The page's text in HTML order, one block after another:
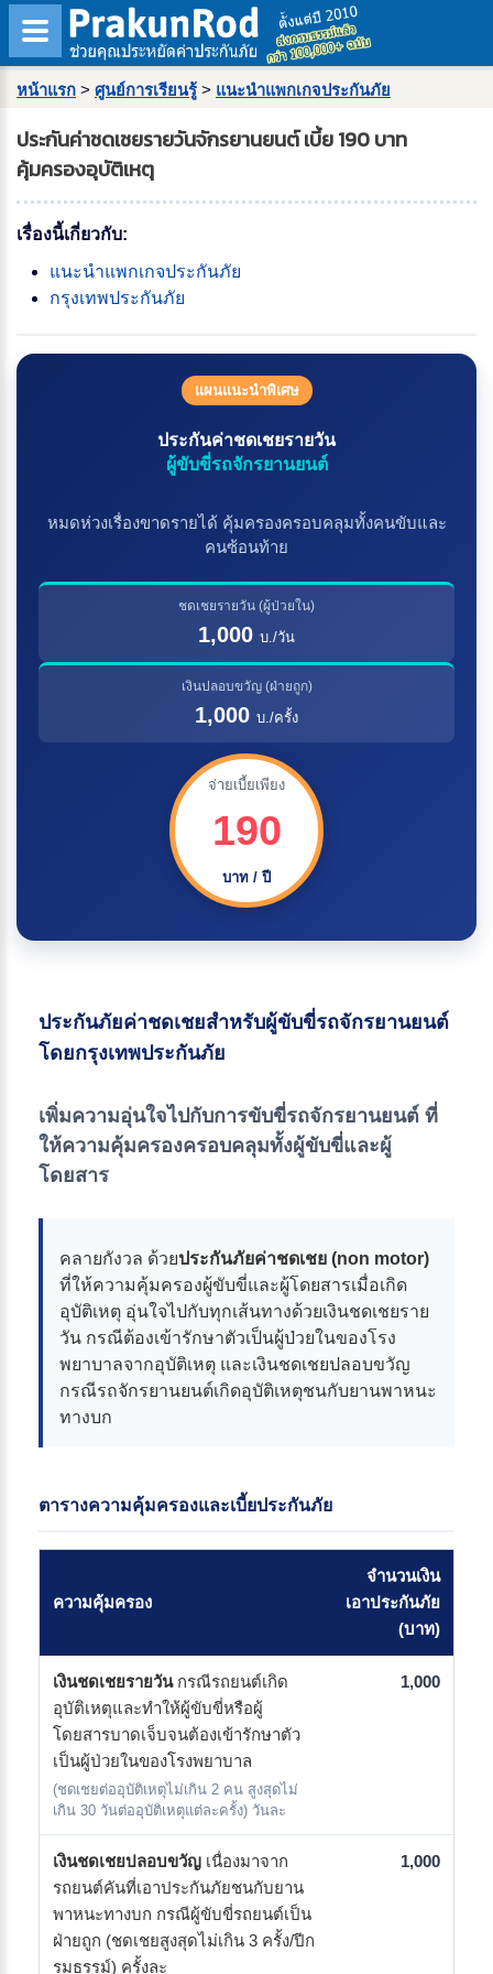
หน้าแรก > ศูนย์การเรียนรู้ > แนะนำแพกเกจประกันภัย
ประกันค่าชดเชยรายวันจักรยานยนต์ เบี้ย 190 บาท
คุ้มครองอุบัติเหตุ
เรื่องนี้เกี่ยวกับ:
แนะนำแพกเกจประกันภัย
กรุงเทพประกันภัย
แผนแนะนำพิเศษ
ประกันค่าชดเชยรายวัน
ผู้ขับขี่รถจักรยานยนต์
หมดห่วงเรื่องขาดรายได้ คุ้มครองครอบคลุมทั้งคนขับและ
คนซ้อนท้าย
ชดเชยรายวัน (ผู้ป่วยใน)
1,000 บ./วัน
เงินปลอบขวัญ (ฝ่ายถูก)
1,000 บ./ครั้ง
จ่ายเบี้ยเพียง
190
บาท / ปี
ประกันภัยค่าชดเชยสำหรับผู้ขับขี่รถจักรยานยนต์
โดยกรุงเทพประกันภัย
เพิ่มความอุ่นใจไปกับการขับขี่รถจักรยานยนต์ ที่
ให้ความคุ้มครองครอบคลุมทั้งผู้ขับขี่และผู้
โดยสาร
คลายกังวล ด้วยประกันภัยค่าชดเชย (non motor)
ที่ให้ความคุ้มครองผู้ขับขี่และผู้โดยสารเมื่อเกิด
อุบัติเหตุ อุ่นใจไปกับทุกเส้นทางด้วยเงินชดเชยราย
วัน กรณีต้องเข้ารักษาตัวเป็นผู้ป่วยในของโรง
พยาบาลจากอุบัติเหตุ และเงินชดเชยปลอบขวัญ
กรณีรถจักรยานยนต์เกิดอุบัติเหตุชนกับยานพาหนะ
ทางบก
ตารางความคุ้มครองและเบี้ยประกันภัย
ความคุ้มครอง
จำนวนเงิน
เอาประกันภัย
(บาท)
เงินชดเชยรายวันกรณีรถยนต์เกิด
อุบัติเหตุและทำให้ผู้ขับขี่หรือผู้
โดยสารบาดเจ็บจนต้องเข้ารักษาตัว
เป็นผู้ป่วยในของโรงพยาบาล
(ชดเชยต่ออุบัติเหตุไม่เกิน 2 คน สูงสุดไม่
เกิน 30 วันต่ออุบัติเหตุแต่ละครั้ง) วันละ
1,000
เงินชดเชยปลอบขวัญ เนื่องมาจาก
รถยนต์คันที่เอาประกันภัยชนกับยาน
พาหนะทางบก กรณีผู้ขับขี่รถยนต์เป็น
ฝ่ายถูก (ชดเชยสูงสุดไม่เกิน 3 ครั้ง/ปีก
รมธรรม์) ครั้งละ
1,000